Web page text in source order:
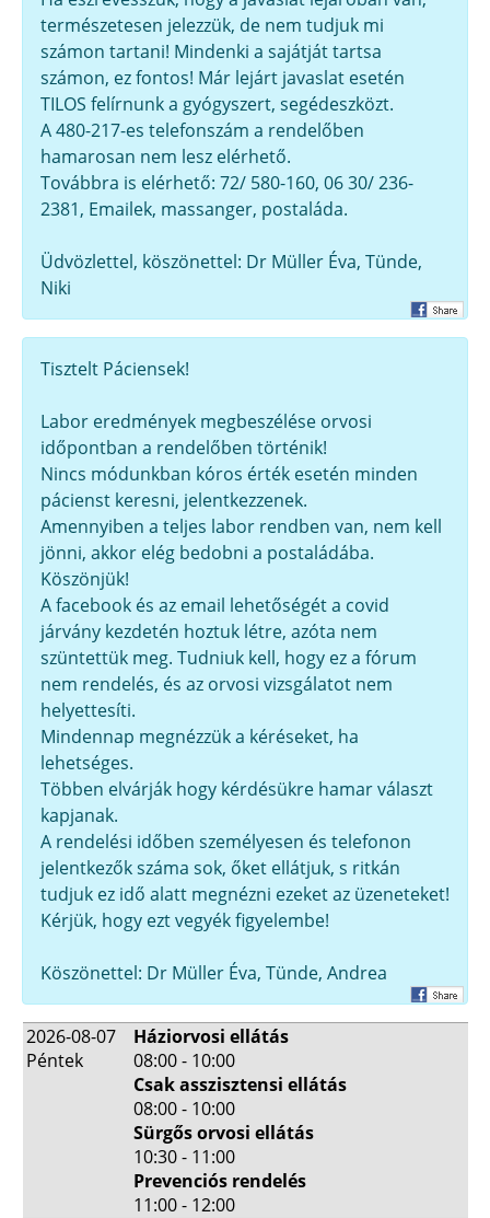
természetesen jelezzük, de nem tudjuk mi
számon tartani! Mindenki a sajátját tartsa
számon, ez fontos! Már lejárt javaslat esetén
TILOS felírnunk a gyógyszert, segédeszközt.
A 480-217-es telefonszám a rendelőben
hamarosan nem lesz elérhető.
Továbbra is elérhető: 72/ 580-160, 06 30/ 236-
2381, Emailek, massanger, postaláda.
Üdvözlettel, köszönettel: Dr Müller Éva, Tünde,
Niki
Tisztelt Páciensek!
Labor eredmények megbeszélése orvosi
időpontban a rendelőben történik!
Nincs módunkban kóros érték esetén minden
pácienst keresni, jelentkezzenek.
Amennyiben a teljes labor rendben van, nem kell
jönni, akkor elég bedobni a postaládába.
Köszönjük!
A facebook és az email lehetőségét a covid
járvány kezdetén hoztuk létre, azóta nem
szüntettük meg. Tudniuk kell, hogy ez a fórum
nem rendelés, és az orvosi vizsgálatot nem
helyettesíti.
Mindennap megnézzük a kéréseket, ha
lehetséges.
Többen elvárják hogy kérdésükre hamar választ
kapjanak.
A rendelési időben személyesen és telefonon
jelentkezők száma sok, őket ellátjuk, s ritkán
tudjuk ez idő alatt megnézni ezeket az üzeneteket!
Kérjük, hogy ezt vegyék figyelembe!
Köszönettel: Dr Müller Éva, Tünde, Andrea
2026-08-07
Péntek
Háziorvosi ellátás
08:00 - 10:00
Csak asszisztensi ellátás
08:00 - 10:00
Sürgős orvosi ellátás
10:30 - 11:00
Prevenciós rendelés
11:00 - 12:00